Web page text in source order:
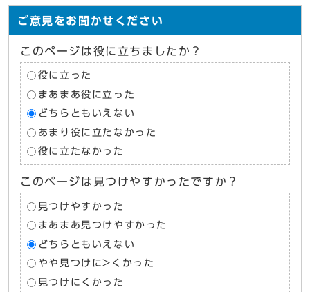
ご意見をお聞かせください
このページは役に立ちましたか？
役に立った
まあまあ役に立った
どちらともいえない
あまり役に立たなかった
役に立たなかった
このページは見つけやすかったですか？
見つけやすかった
まあまあ見つけやすかった
どちらともいえない
やや見つけに>くかった
見つけにくかった